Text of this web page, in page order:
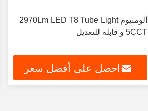
ألومنيوم 2970Lm LED T8 Tube Light
5CCT و قابلة للتعديل
احصل على أفضل سعر